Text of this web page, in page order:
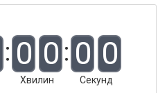
0 0
Хвилин
0 0
Секунд